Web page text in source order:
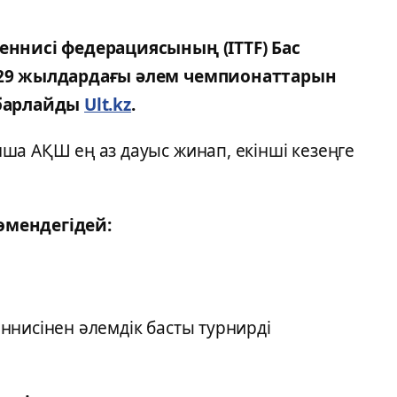
федерациясының (ITTF) Бас
жылдардағы әлем чемпионаттарын
Ult.kz.
АҚШ ең аз дауыс жинап, екінші кезеңге
әлемдік басты турнирді